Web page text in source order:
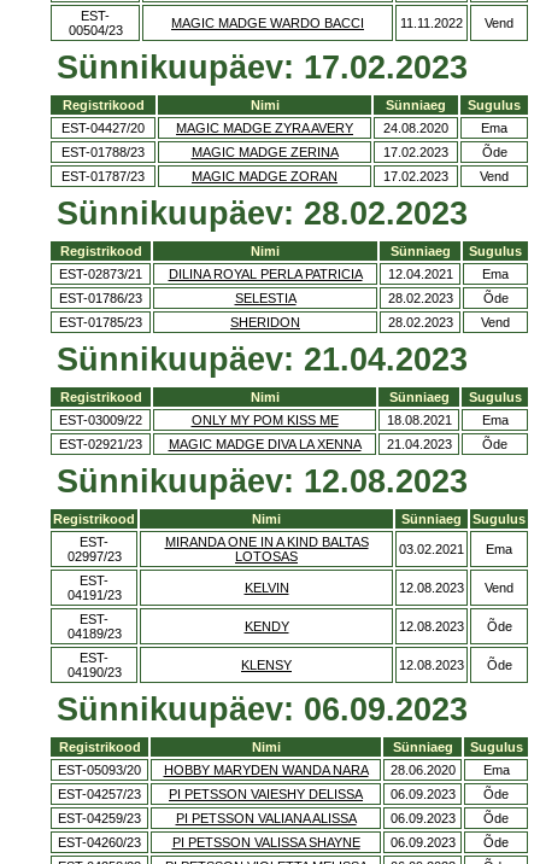
EST-
00504/23
MAGIC MADGE WARDO BACCI 11.11.2022 Vend
Sünnikuupäev: 17.02.2023
Registrikood Nimi Sünniaeg
Sugulus
EST-04427/20
MAGIC MADGE ZYRA AVERY 24.08.2020
Ema
EST-01788/23
MAGIC MADGE ZERINA 17.02.2023
Õde
EST-01787/23
MAGIC MADGE ZORAN 17.02.2023 Vend
Sünnikuupäev: 28.02.2023
Registrikood Nimi Sünniaeg
Sugulus
EST-02873/21
DILINA ROYAL PERLA PATRICIA 12.04.2021
Ema
EST-01786/23
SELESTIA 28.02.2023
Õde
EST-01785/23
SHERIDON 28.02.2023 Vend
Sünnikuupäev: 21.04.2023
Registrikood Nimi Sünniaeg
Sugulus
EST-03009/22
ONLY MY POM KISS ME 18.08.2021
Ema
EST-02921/23
MAGIC MADGE DIVA LA XENNA 21.04.2023 Õde
Sünnikuupäev: 12.08.2023
Registrikood Nimi Sünniaeg
Sugulus
EST-
02997/23
MIRANDA ONE IN A KIND BALTAS
LOTOSAS
03.02.2021 Ema
EST-
04191/23
KELVIN 12.08.2023 Vend
EST-
04189/23
KENDY 12.08.2023 Õde
EST-
04190/23
KLENSY 12.08.2023 Õde
Sünnikuupäev: 06.09.2023
Registrikood Nimi Sünniaeg
Sugulus
EST-05093/20
HOBBY MARYDEN WANDA NARA 28.06.2020
Ema
EST-04257/23
PI PETSSON VAIESHY DELISSA 06.09.2023
Õde
EST-04259/23
PI PETSSON VALIANA ALISSA 06.09.2023
Õde
EST-04260/23
PI PETSSON VALISSA SHAYNE 06.09.2023
Õde